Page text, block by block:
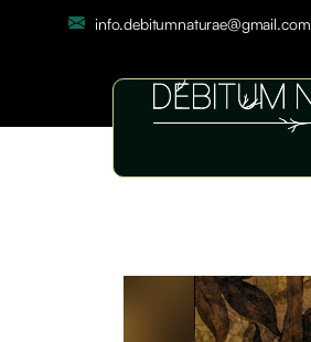
info.debitumnaturae@gmail.com